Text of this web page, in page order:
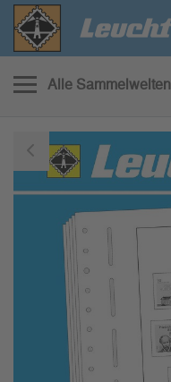
Alle Sammelwelten